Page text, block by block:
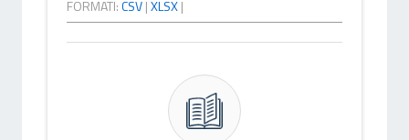
FORMATI:CSV|XLSX|